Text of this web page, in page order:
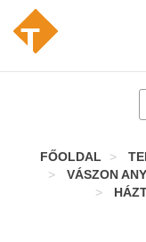
FŐOLDAL
VÁSZON